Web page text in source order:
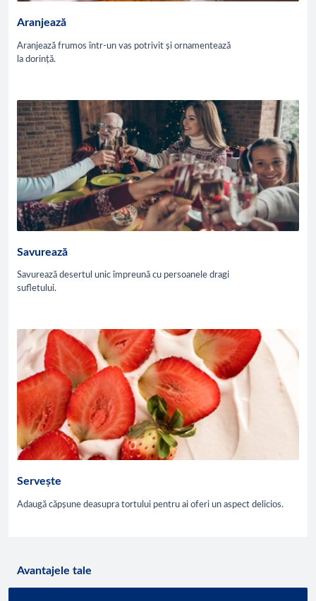
Aranjează
Aranjează frumos într-un vas potrivit și ornamentează
la dorință.
Savurează
Savurează desertul unic împreună cu persoanele dragi
sufletului.
Servește
Adaugă căpșune deasupra tortului pentru ai oferi un aspect delicios.
Avantajele tale